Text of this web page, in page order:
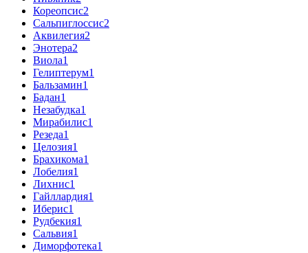
Кореопсис2
Сальпиглоссис2
Аквилегия2
Энотера2
Виола1
Гелиптерум1
Бальзамин1
Бадан1
Незабудка1
Мирабилис1
Резеда1
Целозия1
Брахикома1
Лобелия1
Лихнис1
Гайллардия1
Иберис1
Рудбекия1
Сальвия1
Диморфотека1